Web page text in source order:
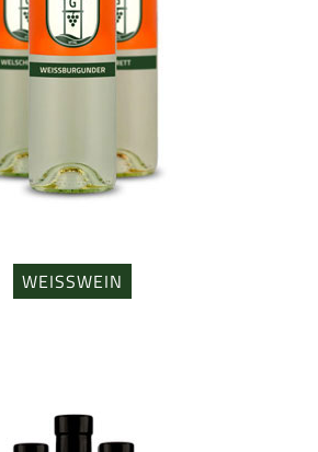
WEISSWEIN